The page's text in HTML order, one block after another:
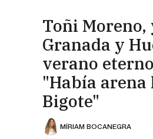
Toñi
Granada y
verano
"Había arena
Bigote"
MÍRIAM BOCANEGRA